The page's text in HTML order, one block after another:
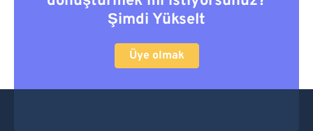
Şimdi Yükselt
Üye olmak